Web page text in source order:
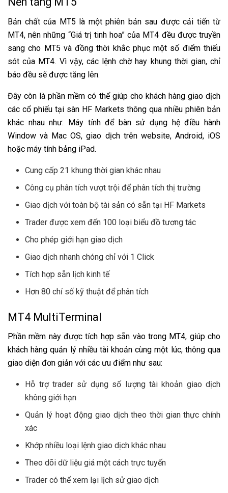
Bản chất của MT5 là một phiên bản sau được cải tiến từ
MT4, nên những “Giá trị tinh hoa” của MT4 đều được truyền
sang cho MT5 và đồng thời khắc phục một số điểm thiếu
sót của MT4. Vì vậy, các lệnh chờ hay khung thời gian, chỉ
báo đều sẽ được tăng lên.
Đây còn là phần mềm có thể giúp cho khách hàng giao dịch
các cổ phiếu tại sàn HF Markets thông qua nhiều phiên bản
khác nhau như: Máy tính để bàn sử dụng hệ điều hành
Window và Mac OS, giao dịch trên website, Android, iOS
hoặc máy tính bảng iPad.
Cung cấp 21 khung thời gian khác nhau
Công cụ phân tích vượt trội để phân tích thị trường
Giao dịch với toàn bộ tài sản có sẵn tại HF Markets
Trader được xem đến 100 loại biểu đồ tương tác
Cho phép giới hạn giao dịch
Giao dịch nhanh chóng chỉ với 1 Click
Tích hợp sẵn lịch kinh tế
Hơn 80 chỉ số kỹ thuật để phân tích
MT4 MultiTerminal
Phần mềm này được tích hợp sẵn vào trong MT4, giúp cho
khách hàng quản lý nhiều tài khoản cùng một lúc, thông qua
giao diện đơn giản với các ưu điểm như sau:
Hỗ trợ trader sử dụng số lượng tài khoản giao dịch
không giới hạn
Quản lý hoạt động giao dịch theo thời gian thực chính
xác
Khớp nhiều loại lệnh giao dịch khác nhau
Theo dõi dữ liệu giá một cách trực tuyến
Trader có thể xem lại lịch sử giao dịch